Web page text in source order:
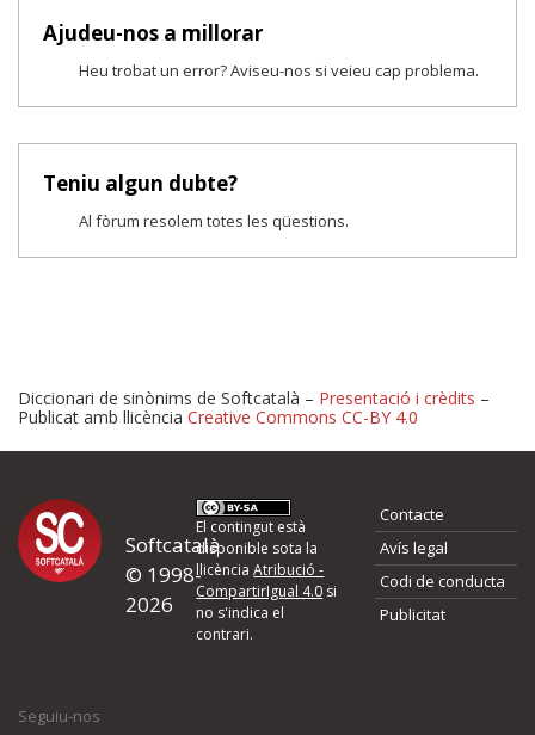
Ajudeu-nos a millorar
Heu trobat un error? Aviseu-nos si veieu cap problema.
Teniu algun dubte?
Al fòrum resolem totes les qüestions.
Proposeu-nos millores o
d'errors
Si heu trobat un error o voleu proposar alguna millora, ompliu els
quina és la millora que proposeu o l'error del qual voleu informar-
Diccionari de sinònims de Softcatalà – Presentació i crèdits –
Publicat amb llicència Creative Commons CC-BY 4.0
Softcatalà
© 1998-
2026
El contingut està
disponible sota la
llicènciaAtribució -
CompartirIgual 4.0 si
no s'indica el
contrari.
Contacte
Avís legal
Codi de conducta
Publicitat
Seguiu-nos